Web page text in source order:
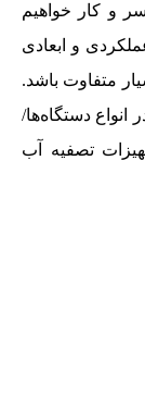
و کار خواهیم
و ابعادی
متفاوت باشد.
دستگاه‌ها/
تصفیه آب